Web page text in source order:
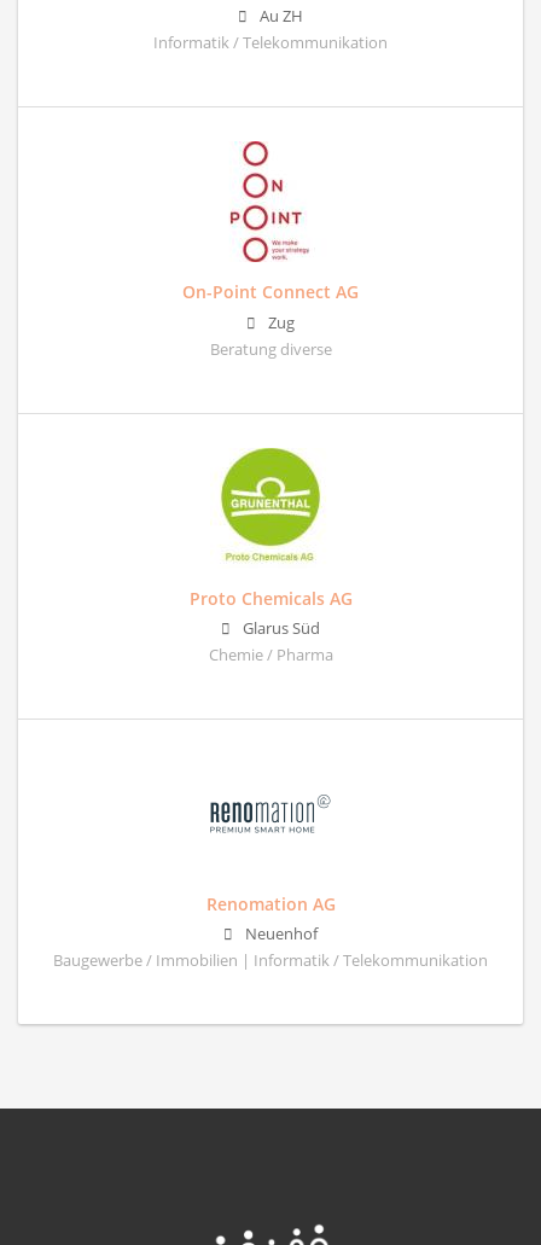
Au ZH
Informatik / Telekommunikation
On-Point Connect AG
Zug
Beratung diverse
Proto Chemicals AG
Glarus Süd
Chemie / Pharma
Renomation AG
Neuenhof
Baugewerbe / Immobilien | Informatik / Telekommunikation